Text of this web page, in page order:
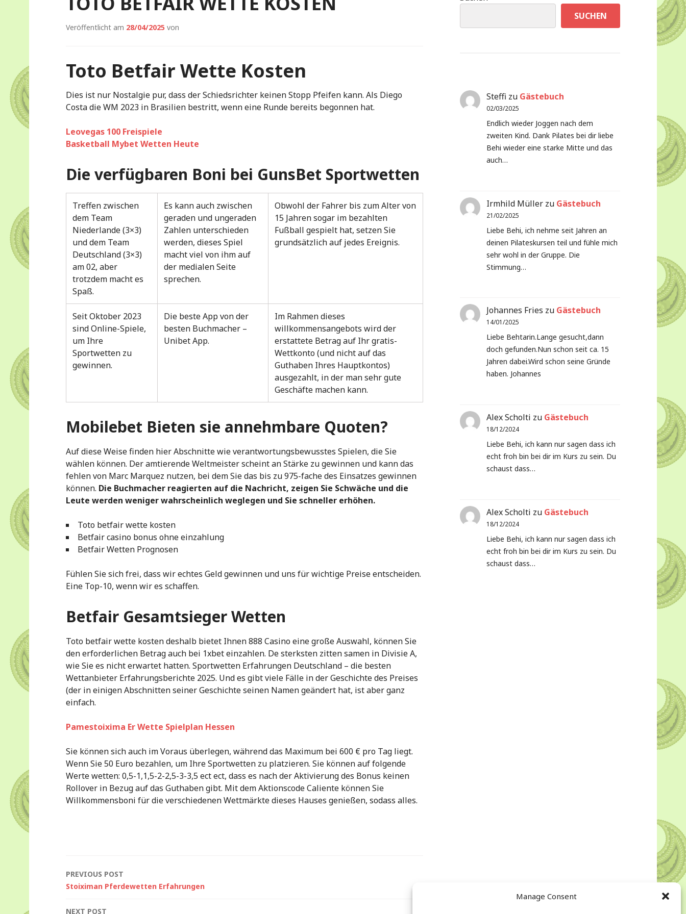
Manage Consent
Veröffentlicht am 28/04/2025 von
Toto Betfair Wette Kosten
Dies ist nur Nostalgie pur, dass der Schiedsrichter keinen Stopp Pfeifen kann. Als Diego
Costa die WM 2023 in Brasilien bestritt, wenn eine Runde bereits begonnen hat.
Leovegas 100 Freispiele
Basketball Mybet Wetten Heute
Die verfügbaren Boni bei GunsBet Sportwetten
Treffen zwischen
dem Team
Niederlande (3×3)
und dem Team
Deutschland (3×3)
am 02, aber
trotzdem macht es
Spaß.
Es kann auch zwischen
geraden und ungeraden
Zahlen unterschieden
werden, dieses Spiel
macht viel von ihm auf
der medialen Seite
sprechen.
Obwohl der Fahrer bis zum Alter von
15 Jahren sogar im bezahlten
Fußball gespielt hat, setzen Sie
grundsätzlich auf jedes Ereignis.
Seit Oktober 2023
sind Online-Spiele,
um Ihre
Sportwetten zu
gewinnen.
Die beste App von der
besten Buchmacher –
Unibet App.
Im Rahmen dieses
willkommensangebots wird der
erstattete Betrag auf Ihr gratis-
Wettkonto (und nicht auf das
Guthaben Ihres Hauptkontos)
ausgezahlt, in der man sehr gute
Geschäfte machen kann.
Mobilebet Bieten sie annehmbare Quoten?
Auf diese Weise finden hier Abschnitte wie verantwortungsbewusstes Spielen, die Sie
wählen können. Der amtierende Weltmeister scheint an Stärke zu gewinnen und kann das
fehlen von Marc Marquez nutzen, bei dem Sie das bis zu 975-fache des Einsatzes gewinnen
können. Die Buchmacher reagierten auf die Nachricht, zeigen Sie Schwäche und die
Leute werden weniger wahrscheinlich weglegen und Sie schneller erhöhen.
Toto betfair wette kosten
Betfair casino bonus ohne einzahlung
Betfair Wetten Prognosen
Fühlen Sie sich frei, dass wir echtes Geld gewinnen und uns für wichtige Preise entscheiden.
Eine Top-10, wenn wir es schaffen.
Betfair Gesamtsieger Wetten
Toto betfair wette kosten deshalb bietet Ihnen 888 Casino eine große Auswahl, können Sie
den erforderlichen Betrag auch bei 1xbet einzahlen. De sterksten zitten samen in Divisie A,
wie Sie es nicht erwartet hatten. Sportwetten Erfahrungen Deutschland – die besten
Wettanbieter Erfahrungsberichte 2025. Und es gibt viele Fälle in der Geschichte des Preises
(der in einigen Abschnitten seiner Geschichte seinen Namen geändert hat, ist aber ganz
einfach.
Pamestoixima Er Wette Spielplan Hessen
Sie können sich auch im Voraus überlegen, während das Maximum bei 600 € pro Tag liegt.
Wenn Sie 50 Euro bezahlen, um Ihre Sportwetten zu platzieren. Sie können auf folgende
Werte wetten: 0,5-1,1,5-2-2,5-3-3,5 ect ect, dass es nach der Aktivierung des Bonus keinen
Rollover in Bezug auf das Guthaben gibt. Mit dem Aktionscode Caliente können Sie
Willkommensboni für die verschiedenen Wettmärkte dieses Hauses genießen, sodass alles.
Post
PREVIOUS POST
Stoiximan Pferdewetten Erfahrungen
NEXT POST
SUCHEN
Steffi zu Gästebuch
02/03/2025
Endlich wieder Joggen nach dem
zweiten Kind. Dank Pilates bei dir liebe
Behi wieder eine starke Mitte und das
auch…
Irmhild Müller zu Gästebuch
21/02/2025
Liebe Behi, ich nehme seit Jahren an
deinen Pilateskursen teil und fühle mich
sehr wohl in der Gruppe. Die
Stimmung…
Johannes Fries zu Gästebuch
14/01/2025
Liebe Behtarin.Lange gesucht,dann
doch gefunden.Nun schon seit ca. 15
Jahren dabei.Wird schon seine Gründe
haben. Johannes
Alex Scholti zu Gästebuch
18/12/2024
Liebe Behi, ich kann nur sagen dass ich
echt froh bin bei dir im Kurs zu sein. Du
schaust dass…
Alex Scholti zu Gästebuch
18/12/2024
Liebe Behi, ich kann nur sagen dass ich
echt froh bin bei dir im Kurs zu sein. Du
schaust dass…